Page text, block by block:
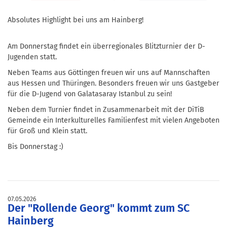
Absolutes Highlight bei uns am Hainberg!
Am Donnerstag findet ein überregionales Blitzturnier der D-
Jugenden statt.
Neben Teams aus Göttingen freuen wir uns auf Mannschaften
aus Hessen und Thüringen. Besonders freuen wir uns Gastgeber
für die D-Jugend von Galatasaray Istanbul zu sein!
Neben dem Turnier findet in Zusammenarbeit mit der DiTiB
Gemeinde ein Interkulturelles Familienfest mit vielen Angeboten
für Groß und Klein statt.
Bis Donnerstag :)
07.05.2026
Der "Rollende Georg" kommt zum SC
Hainberg